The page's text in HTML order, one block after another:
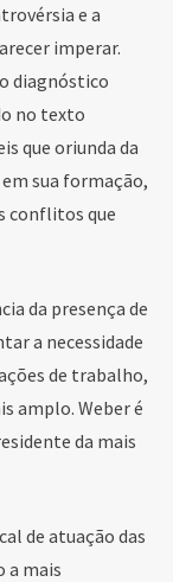
e a
imperar.
diagnóstico
no texto
que oriunda da
sua formação,
conflitos que
da presença de
a necessidade
de trabalho,
amplo. Weber é
da mais
de atuação das
a mais